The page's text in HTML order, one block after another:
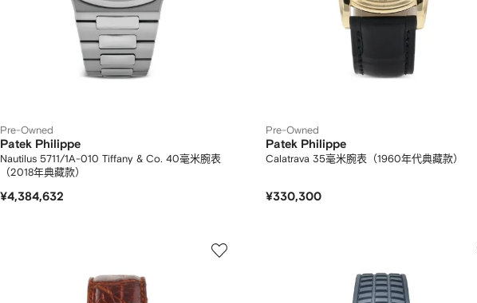
Pre-Owned
Patek Philippe
Nautilus 5711/1A-010 Tiffany & Co. 40毫米腕表
（2018年典藏款）
¥4,384,632
Pre-Owned
Patek Philippe
Calatrava 35毫米腕表（1960年代典藏款）
¥330,300